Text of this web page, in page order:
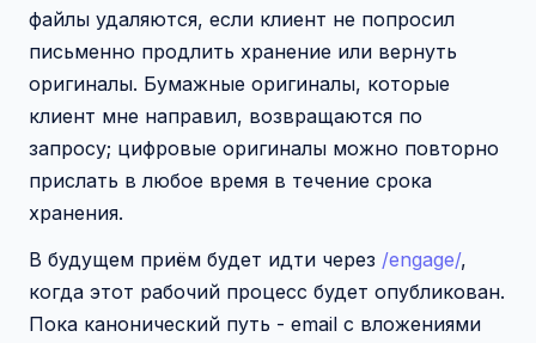
файлы удаляются, если клиент не попросил
письменно продлить хранение или вернуть
оригиналы. Бумажные оригиналы, которые
клиент мне направил, возвращаются по
запросу; цифровые оригиналы можно повторно
прислать в любое время в течение срока
хранения.
В будущем приём будет идти через /engage/,
когда этот рабочий процесс будет опубликован.
Пока канонический путь - email с вложениями